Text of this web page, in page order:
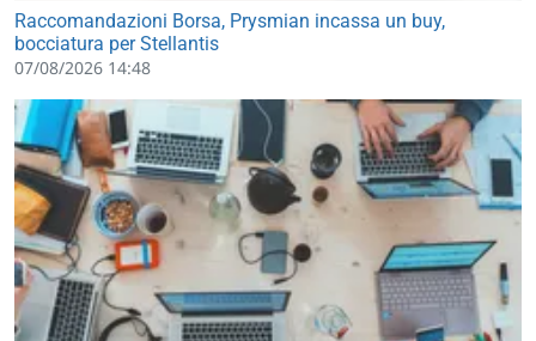
Raccomandazioni Borsa, Prysmian incassa un buy,
bocciatura per Stellantis
07/08/2026 14:48